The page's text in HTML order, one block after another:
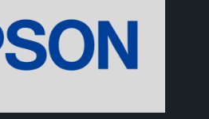
«КРЕМЛЁВСКАЯ ШКОЛА ПЕРЕГОВОРОВ»
НА 13 ЯЗЫКОВ